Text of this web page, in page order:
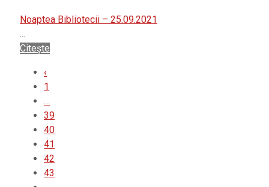
Noaptea Bibliotecii – 25.09.2021
...
Citește
‹
1
…
39
40
41
42
43